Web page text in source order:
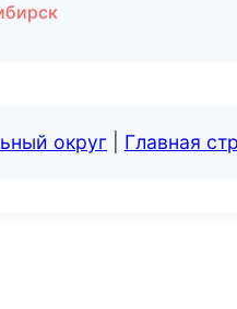
округ Главная